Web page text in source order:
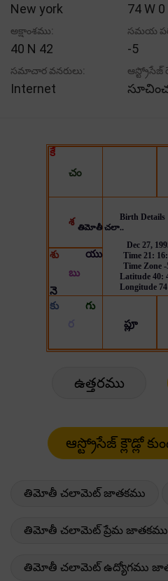
New york 74 W 0
అక్షాంశము:
40 N 42
సమయ
-5
సమాచార వనరులు:
Internet
ఆస్ట్రోసేజ్
ఉత్తరము
తిమోతీ చలామెట్ జాతకము
తిమోతీ చలామెట్ ప్రేమ జాతకము
తిమోతీ చలామెట్ ఉద్యోగము